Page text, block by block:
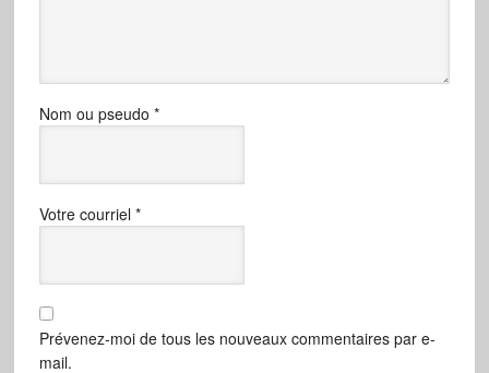
Nom ou pseudo *
Votre courriel *
Prévenez-moi de tous les nouveaux commentaires par e-
mail.